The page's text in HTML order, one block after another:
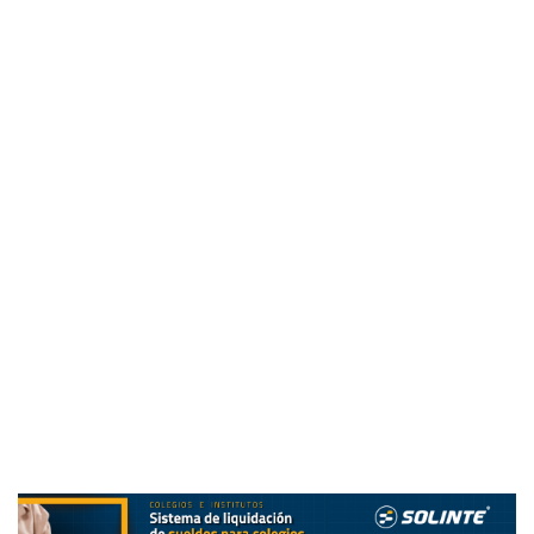
3)La emocionalidad y la corporeidad como parte integral